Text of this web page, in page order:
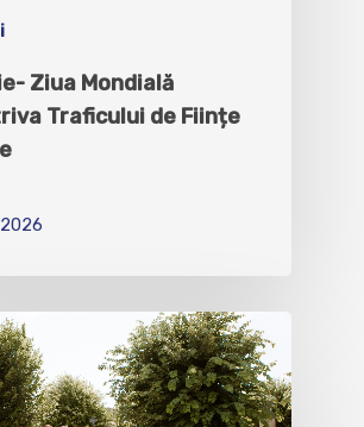
Ziua Mondială
Traficului de Ființe